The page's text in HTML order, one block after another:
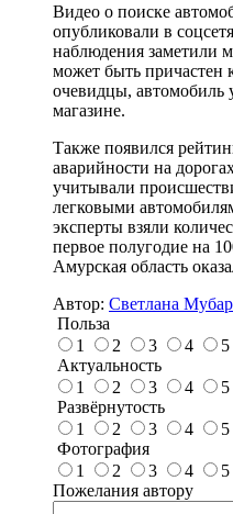
Видео о поиске
опубликовали в
наблюдения заметили
может быть причастен
очевидцы, автомобиль
магазине.
Также появился
аварийности на
учитывали
легковыми
эксперты взяли
первое полугодие на
Амурская область
Автор: Светлана
Польза
1
2 3 4 5
Актуальность
1
2 3 4 5
Развёрнутость
1
2 3 4 5
Фотография
1
2 3 4 5
Пожелания автору